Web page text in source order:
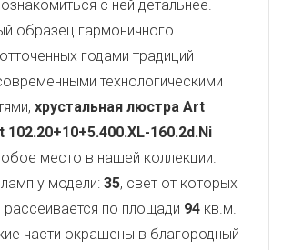
с ней детальнее.
образец гармоничного
годами традиций
технологическими
хрустальная люстра Art
102.20+10+5.400.XL-160.2d.Ni
место в нашей коллекции.
у модели: 35, свет от которых
по площади 94 кв.м.
части окрашены в благородный